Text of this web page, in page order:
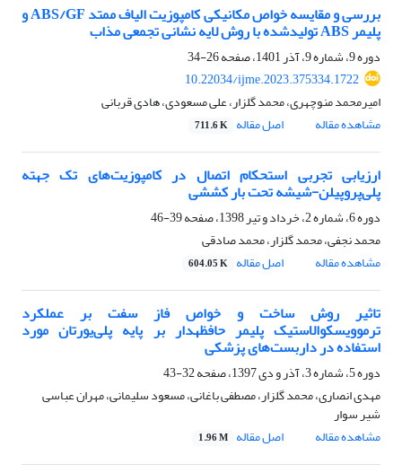
بررسی و مقایسه خواص مکانیکی کامپوزیت الیاف ممتد ABS/GF و
پلیمر ABS تولیدشده با روش لایه نشانی تجمعی مذاب
دوره 9، شماره 9، آذر 1401، صفحه
26-34
10.22034/ijme.2023.375334.1722
امیرمحمد منوچهری، محمد گلزار، علی مسعودی، هادی قربانی
مشاهده مقاله
اصل مقاله 711.6 K
ارزیابی تجربی استحکام اتصال در کامپوزیت‌های تک جهته
پلی‌پروپیلن-شیشه تحت بار کششی
دوره 6، شماره 2، خرداد و تیر 1398، صفحه
39-46
محمد نجفی، محمد گلزار، محمد صادقی
مشاهده مقاله
اصل مقاله 604.05 K
تاثیر روش ساخت و خواص فاز سفت بر عملکرد
ترموویسکوالاستیک پلیمر حافظه‎‍دار بر پایه پلی‌یورتان مورد
استفاده در داربست‌های پزشکی
دوره 5، شماره 3، آذر و دی 1397، صفحه
32-43
مهدی انصاری، محمد گلزار، مصطفی باغانی، مسعود سلیمانی، مهران عباسی
شیر سوار
مشاهده مقاله
اصل مقاله 1.96 M